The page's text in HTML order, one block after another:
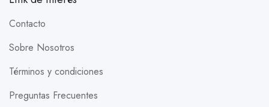
Contacto
Sobre Nosotros
Términos y condiciones
Preguntas Frecuentes